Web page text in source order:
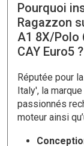
Pourquoi
Ragazzon
A1 8X/Polo
CAY Euro5 ?
Réputée pour
Italy', la
passionnés
moteur ainsi